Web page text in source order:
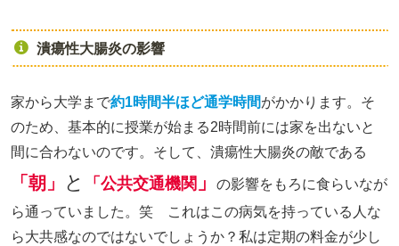
潰瘍性大腸炎の影響
家から大学まで約1時間半ほど通学時間がかかります。そ
のため、基本的に授業が始まる2時間前には家を出ないと
間に合わないのです。そして、潰瘍性大腸炎の敵である
「朝」 と 「公共交通機関 」
の影響をもろに食らいなが
ら通っていました。笑 これはこの病気を持っている人な
ら大共感なのではないでしょうか？私は定期の料金が少し